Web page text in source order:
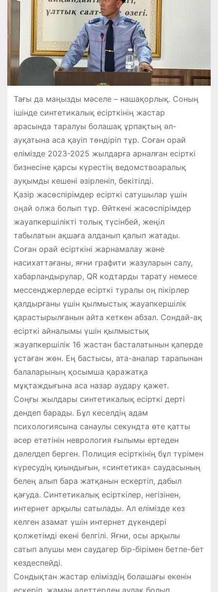
Тағы да маңызды мәселе – нашақорлық. Соның
ішінде синтетикалық есірткінің жастар
арасында таралуы болашақ ұрпақтың әл-
ауқатына аса қауіп төндіріп тұр. Соған орай
елімізде 2023-2025 жылдарға арналған есірткі
бизнесіне қарсы күрестің ведомствоаралық
ауқымды кешені әзірленіп, бекітілді.
Қазір жасөспірімдер есірткі сатушылар үшін
оңай олжа болып тұр. Өйткені жасөспірімдер
жауапкершілікті толық түсінбей, жеңіл
табылатын ақшаға алданып қалып жатады.
Соған орай есірткіні жарнамалау және
насихаттағаны, яғни графити жазуларын салу,
хабарландырулар, QR кодтарды тарату немесе
мессенджерлерде есірткі туралы оң пікірлер
қалдырғаны үшін қыл­­­­мыс­тық жауапкершілік
қарастыр­ылғанын айта кеткен абзал. Сондай-ақ
есірткі айналымы үшін қылмыстық
жауапкершілік 16 жастан басталатынын қаперде
ұстаған жөн. Ең бастысы, ата-аналар тарапынан
балаларының қосымша қаражатқа
мұқтаждығына аса назар аудару қажет.
Соңғы жылдары синтетикалық есірткі дерті
дендеп барады. Бұл кеселдің адам
психологиясына санаулы секундта өте қатты
әсер ететінін неврология ғылымы ертеден
дәлелдеп берген. Полиция есірткінің бұл түрімен
күресудің қиындығын, «синтетика» саудасының
белең алып бара жатқанын ескертіп, дабыл
қағуда. Синтетикалық есірткілер, негізінен,
интернет арқылы сатылады. Ал елімізде кез
келген азамат үшін интернет дүкендері
қолжетімді екені белгілі. Яғни, осы арқылы
сатып алушы мен саудагер бір-бірімен бетпе-бет
кездеспейді.
Сондықтан жастар еліміздің болашағы екенін